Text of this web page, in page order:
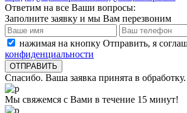
Ответим на все Ваши вопросы:
Заполните заявку и мы Вам перезвоним
нажимая на кнопку Отправить, я
конфиденциальности
Спасибо. Ваша заявка принята в обработку.
Мы свяжемся с Вами в течение 15 минут!